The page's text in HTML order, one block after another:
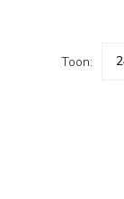
Toon: